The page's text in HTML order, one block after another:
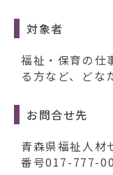
対象者
福祉・保育の仕
る方など、どな
お問合せ先
青森県福祉人
番号017-777-